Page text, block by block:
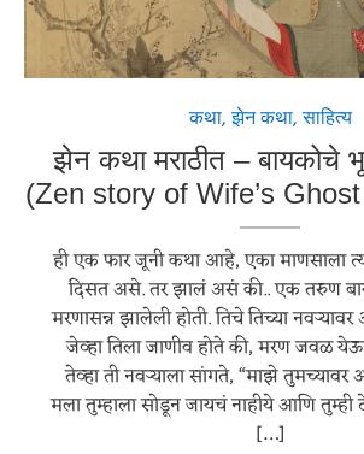
कथा,झेन कथा,साहित्य
झेन कथा मराठीत – बायकोचे
(Zen story of Wife’s
ही एक फार जूनी कथा आहे, एका माणसाला
दिसत असे. तर झालं असं की.. एक तरुण
मरणासन्न झालेली होती. तिचे तिच्या
जेव्हा तिला जाणीव होते की, मरण जवळ
तेव्हा ती नवऱ्याला सांगते, “माझे तुमच्यावर
मला तुम्हाला सोडून जायचं नाहीये आणि
[…]